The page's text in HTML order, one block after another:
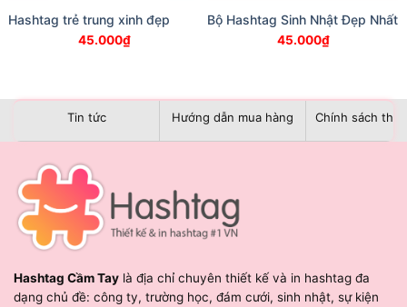
Hashtag trẻ trung xinh đẹp
45.000₫
Bộ Hashtag Sinh Nhật Đẹp Nhất
45.000₫
Tin tức Hướng dẫn mua hàng Chính sách
Hashtag Cầm Tay là địa chỉ chuyên thiết kế và in hashtag đa
dạng chủ đề: công ty, trường học, đám cưới, sinh nhật, sự kiện